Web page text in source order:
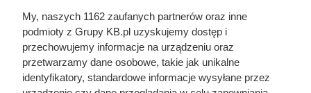
Czytaj także:
Tych gatunków drewna unikaj do kominka. Mogą
zniszczyć przewód kominowy [LISTA]
My, naszych 1162 zaufanych partnerów oraz inne
podmioty z Grupy KB.pl uzyskujemy dostęp i
przechowujemy informacje na urządzeniu oraz
przetwarzamy dane osobowe, takie jak unikalne
identyfikatory, standardowe informacje wysyłane przez